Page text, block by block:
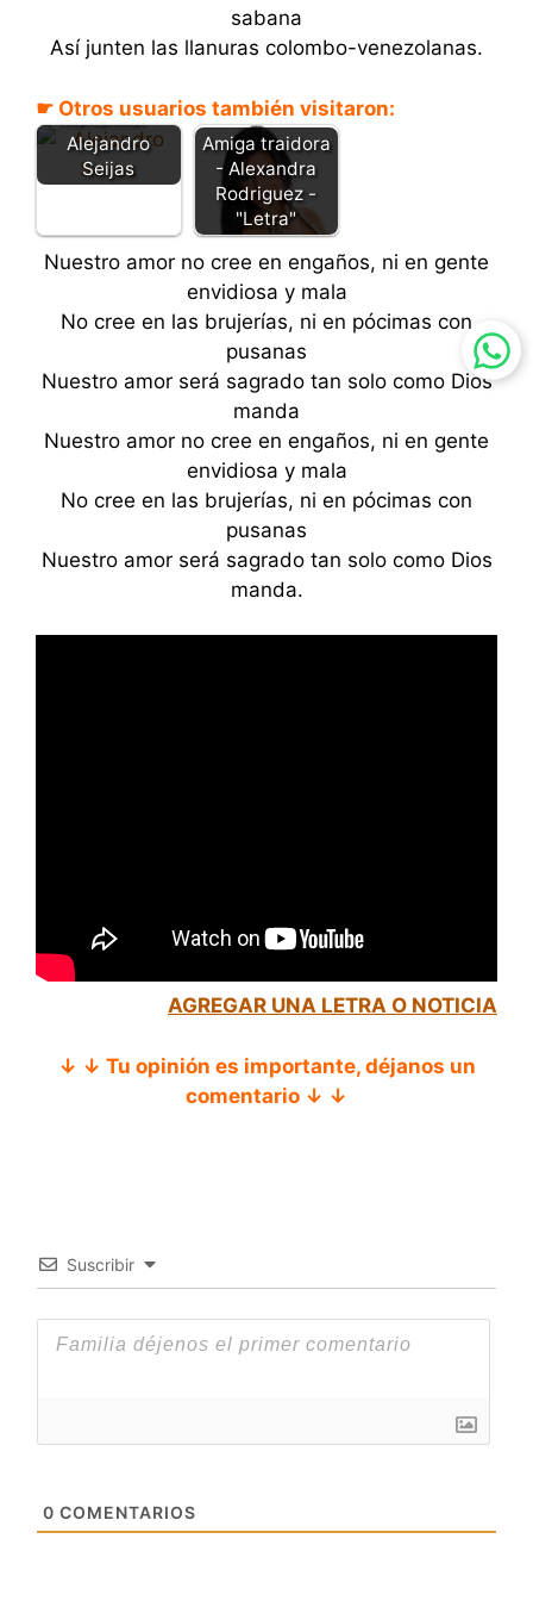
sabana
Así junten las llanuras colombo-venezolanas.
☛ Otros usuarios también visitaron:
manantial -
Alejandro
Seijas
Amiga traidora
- Alexandra
Rodriguez -
"Letra"
Nuestro amor no cree en engaños, ni en gente
envidiosa y mala
No cree en las brujerías, ni en pócimas con
pusanas
Nuestro amor será sagrado tan solo como Dios
manda
Nuestro amor no cree en engaños, ni en gente
envidiosa y mala
No cree en las brujerías, ni en pócimas con
pusanas
Nuestro amor será sagrado tan solo como Dios
manda.
AGREGAR UNA LETRA O NOTICIA
↓ ↓ Tu opinión es importante, déjanos un
comentario ↓ ↓
Suscribir
0 COMENTARIOS